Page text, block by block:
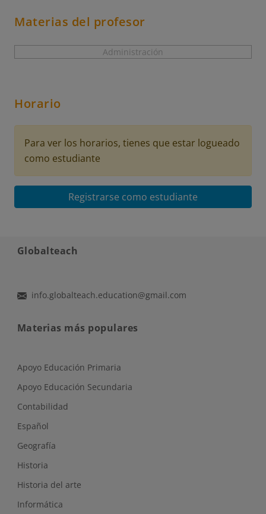
Materias del profesor
Administración
Horario
Para ver los horarios, tienes que estar logueado
como estudiante
Registrarse como estudiante
Globalteach
info.globalteach.education@gmail.com
Materias más populares
Apoyo Educación Primaria
Apoyo Educación Secundaria
Contabilidad
Español
Geografía
Historia
Historia del arte
Informática